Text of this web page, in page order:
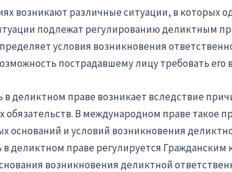
возникают различные ситуации, в которых
подлежат регулированию деликтным
условия возникновения
пострадавшему лицу требовать его
в деликтном праве возникает вследствие
В международном праве такое
оснований и условий возникновения
в деликтном праве регулируется
возникновения деликтной